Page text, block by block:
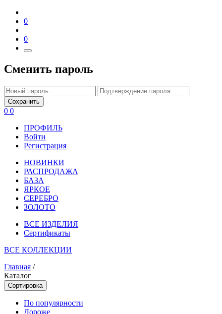
0
0
Сменить пароль
Сохранить
0 0
ПРОФИЛЬ
Войти
Регистрация
НОВИНКИ
РАСПРОДАЖА
БАЗА
ЯРКОЕ
СЕРЕБРО
ЗОЛОТО
ВСЕ ИЗДЕЛИЯ
Сертификаты
ВСЕ КОЛЛЕКЦИИ
Главная /
Каталог
Сортировка
По популярности
Дороже